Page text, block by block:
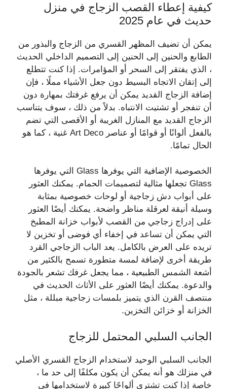
كيفية إعطاء القصب الزجاج في منزل
حديث في عام 2025
يمكن أن تضيف المظهر القسري من الزجاج والبذور من
الطابع والحنين إلى الحنين إلى التصميم الداخلي الحديث
، الذي يفتقر إلى السحر أو المؤامرات. إذا كنت تتطلع
إلى إتقان الاتجاه البسيط دون جعل الأشياء مملًا ، فإن
إضافة الزجاج القديد يمكن أن يرفع غرفتك بمهارة دون
أن تنفجر أو تشتيت الانتباه. بدلاً من ذلك ، سوف يتناسب
الزجاج القديد مع المنازل الغريبة أو الأقصى التي تضم
بالفعل ألوانًا أو قوامًا أو عناصر Art Deco غنية ، كما هو
الحال تمامًا.
الخصوصية الإضافية التي يوفرها Glass التي يوفرها
Glass تجعلها مثالية لتصميمات الحمام. يمكنك العثور
على أبواب دش زجاجية أو لوحات خصوصية بمثابة
وسيلة أنيقة لعرقلة مناظر واضحة. يمكنك أيضًا العثور
على إدراج زجاجي من القصب لأبواب خزانة المطبخ
التي يمكن أن تساعد في إخفاء أي فوضى أو تخزين لا
تريده على العرض بالكامل. يعد الباب الزجاجي القرد
طريقة أخرى لإضافة لمسة متطورة تسمح بالكثير من
أشعة الشمس الطبيعية ، مما يجعل غرفك تشعر بالجودة
والدعوة. يمكنك أيضًا العثور على الأثاث الحديث في
منتصف القرن الذي يتميز بلمسات زجاجية مبللة ، مثل
الخزانة أو خزائن التخزين.
الجانب السلبي المحتمل للزجاج
الجانب السلبي الوحيد لاستخدام الزجاج القسري الأصلي
في منزلك هو أنه يمكن أن يكون مكلفًا إلى حد ما ،
خاصة إذا كنت تشتري ألواحًا كبيرة لاستخدامها في